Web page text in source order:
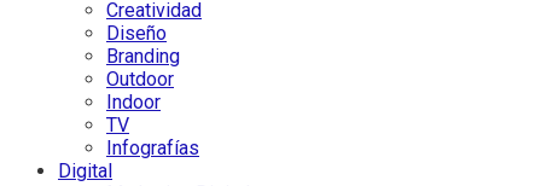
Creatividad
Diseño
Branding
Outdoor
Indoor
TV
Infografías
Digital